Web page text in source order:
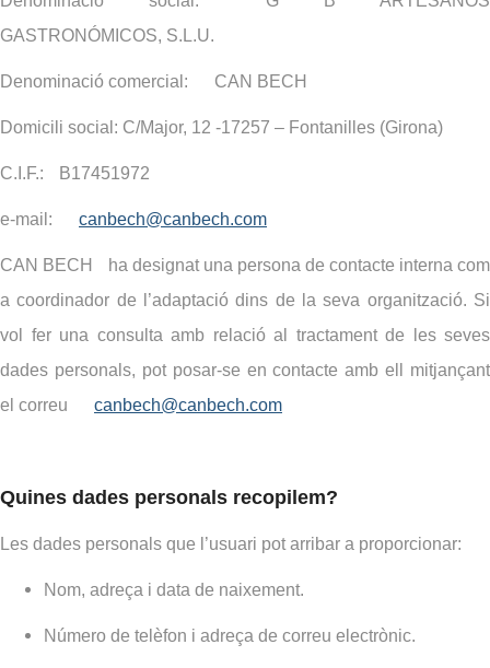
GASTRONÓMICOS, S.L.U.
Denominació comercial: CAN BECH
Domicili social: C/Major, 12 -17257 – Fontanilles (Girona)
C.I.F.: B17451972
e-mail: canbech@canbech.com
CAN BECH
ha designat una persona de contacte interna com
a coordinador de l’adaptació dins de la seva organització. Si
vol fer una consulta amb relació al tractament de les seves
dades personals, pot posar-se en contacte amb ell mitjançant
el correu
canbech@canbech.com
Quines dades personals recopilem?
Les dades personals que l’usuari pot arribar a proporcionar:
Nom, adreça i data de naixement.
Número de telèfon i adreça de correu electrònic.